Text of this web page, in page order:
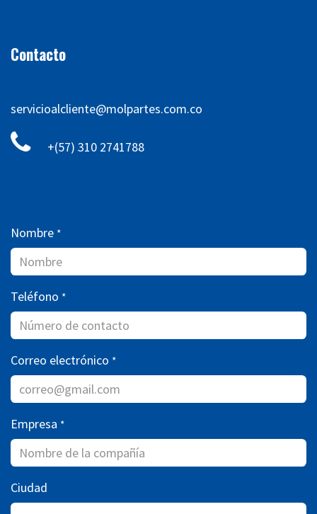
Contacto
servicioalcliente@molpartes.com.co
+(57) 310 2741788
Nombre *
Teléfono *
Correo electrónico *
Empresa *
Ciudad